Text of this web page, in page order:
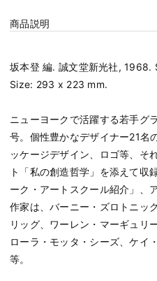
商品説明
坂本登 編. 誠文堂新光社,
Size: 293 x 223 mm.
ニューヨークで活躍する若手グ
号。個性豊かなデザイナー21名
ッケージデザイン、ロゴ等、そ
ト「私の創造哲学」を添えて収
ーク・アートスクール紹介」、
作家は、バーニー・ズロトニッ
リッグ、ワーレン・マーギュリ
ローラ・モッタ・シーズ、ケイ
等。